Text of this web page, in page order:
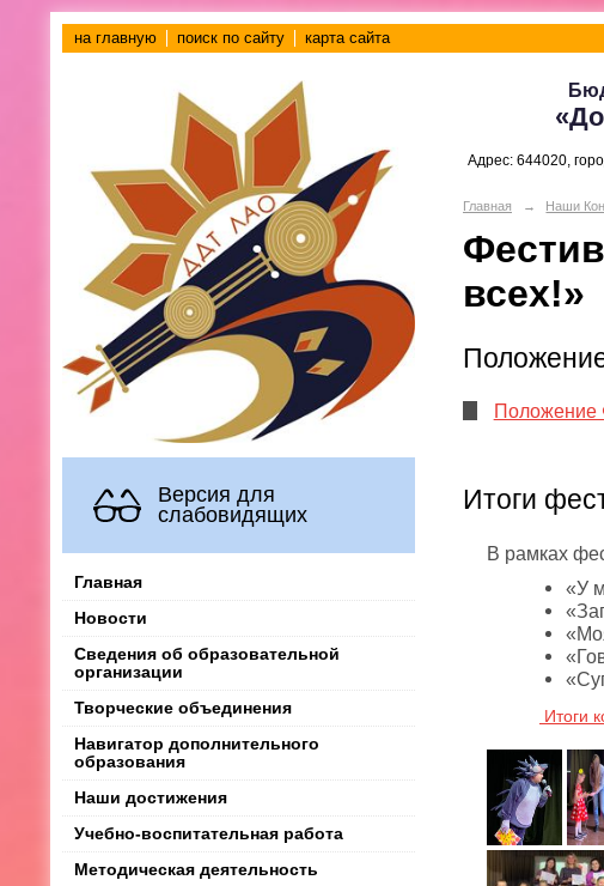
на главную поиск по сайту карта сайта
Версия для
слабовидящих
Главная
Новости
Сведения об образовательной
организации
Творческие объединения
Навигатор дополнительного
образования
Наши достижения
Учебно-воспитательная работа
Методическая деятельность
Адрес: 644020,
Главная → Наши
всех!»
Положение
Итоги
В рамках
«У
Итоги